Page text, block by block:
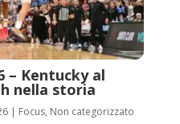
– Kentucky al
nella storia
| Focus, Non categorizzato